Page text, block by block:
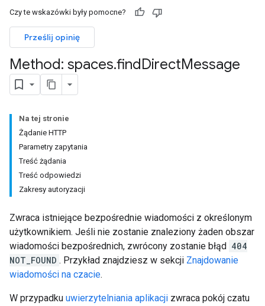
Czy te wskazówki były pomocne?
Prześlij opinię
Method: spaces.findDirectMessage
Na tej stronie
Żądanie HTTP
Parametry zapytania
Treść żądania
Treść odpowiedzi
Zakresy autoryzacji
Zwraca istniejące bezpośrednie wiadomości z określonym
użytkownikiem. Jeśli nie zostanie znaleziony żaden obszar
wiadomości bezpośrednich, zwrócony zostanie błąd 404
NOT_FOUND . Przykład znajdziesz w sekcji Znajdowanie
wiadomości na czacie.
W przypadku uwierzytelniania aplikacji zwraca pokój czatu